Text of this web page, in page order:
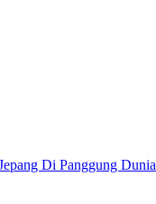
Di Panggung Dunia